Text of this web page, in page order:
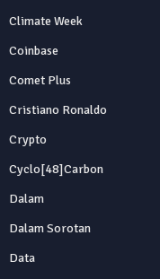
Climate Week
Coinbase
Comet Plus
Cristiano Ronaldo
Crypto
Cyclo[48]carbon
Dalam
Dalam Sorotan
Data